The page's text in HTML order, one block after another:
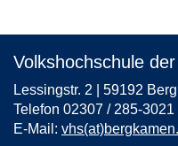
Volkshochschule
Lessingstr. 2 | 59192
Telefon 02307 / 285-
E-Mail: